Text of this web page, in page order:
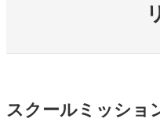
スクールミッショ